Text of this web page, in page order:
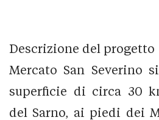
Descrizione del progetto
Mercato San Severino
superficie di circa 30
del Sarno, ai piedi dei